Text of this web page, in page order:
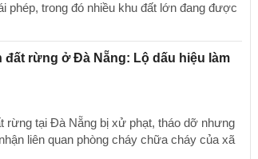
phép, trong đó nhiều khu đất lớn đang được
đất rừng ở Đà Nẵng: Lộ dấu hiệu làm
rừng tại Đà Nẵng bị xử phạt, tháo dỡ nhưng
liên quan phòng cháy chữa cháy của xã